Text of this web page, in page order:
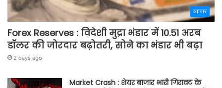
व्यापार
Forex Reserves : विदेशी मुद्रा भंडार में 10.51 अरब
डॉलर की जोरदार बढ़ोतरी, सोने का भंडार भी बढ़ा
2 days ago
Market Crash : शेयर बाजार भारी गिरावट के